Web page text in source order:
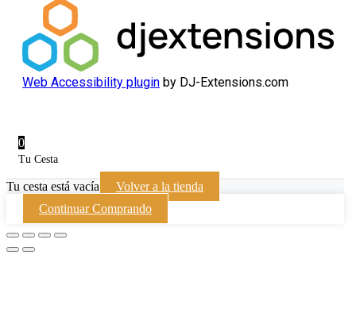
Web Accessibility plugin by DJ-Extensions.com
0
Tu Cesta
Tu cesta está vacía
Volver a la tienda
Continuar Comprando